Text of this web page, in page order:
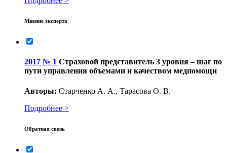
Мнение эксперта
2017 № 1 Страховой представитель 3 уровня – шаг по
пути управления объемами и качеством медпомощи
Авторы: Старченко А. А., Тарасова О. В.
Подробнее >
Обратная связь